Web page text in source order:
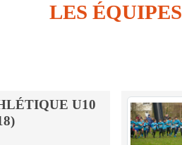
LES ÉQUIPES
U10